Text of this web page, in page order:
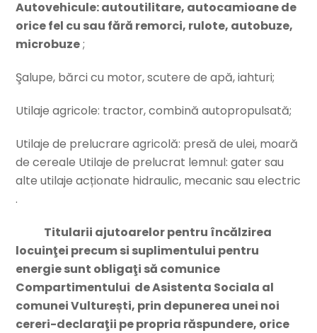
Autovehicule: autoutilitare, autocamioane de
orice fel cu sau fără remorci, rulote, autobuze,
microbuze;
Şalupe, bărci cu motor, scutere de apă, iahturi;
Utilaje agricole: tractor, combină autopropulsată;
Utilaje de prelucrare agricolă: presă de ulei, moară
de cereale Utilaje de prelucrat lemnul: gater sau
alte utilaje acționate hidraulic, mecanic sau electric
.
Titularii ajutoarelor pentru încălzirea
locuinţei precum si suplimentului pentru
energie sunt obligaţi să comunice
Compartimentului de Asistenta Sociala al
comunei Vulturești, prin depunerea unei noi
cereri-declaraţii pe propria răspundere, orice